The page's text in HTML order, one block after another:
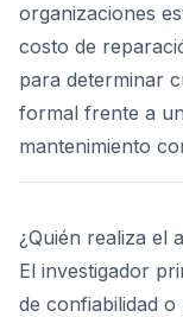
organizaciones
costo de
para determinar
formal frente a
mantenimiento
¿Quién realiza el
El investigador
de confiabilidad